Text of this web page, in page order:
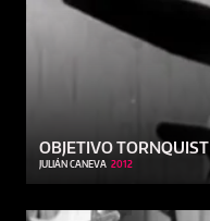
OBJETIVO TORNQUIST
JULIÁN CANEVA 2012